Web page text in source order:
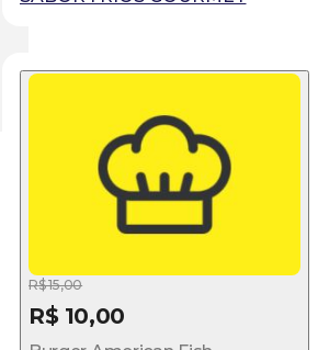
R$ 15,00
R$ 10,00